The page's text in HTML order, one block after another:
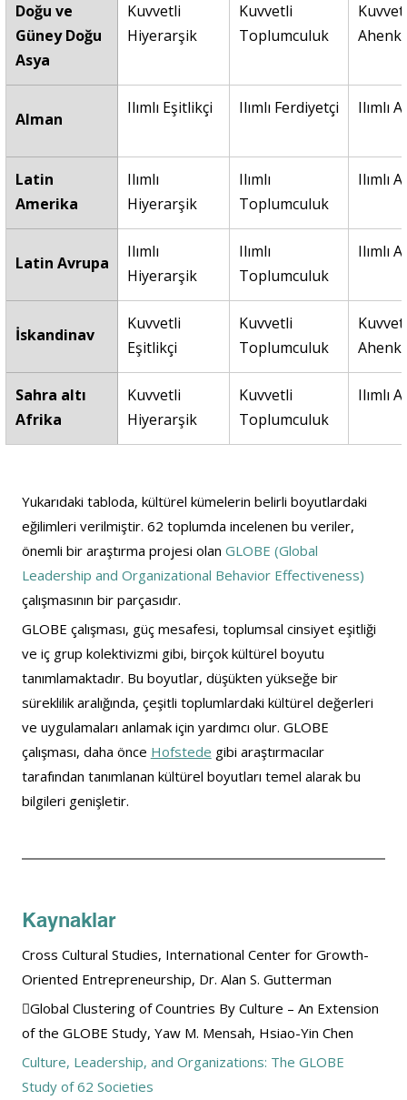
Doğu ve
Güney Doğu
Asya
Kuvvetli
Hiyerarşik
Kuvvetli
Toplumculuk
Ahenk
Alman
Ilımlı Eşitlikçi Ilımlı Ferdiyetçi Ilımlı
Latin
Amerika
Ilımlı
Hiyerarşik
Ilımlı
Toplumculuk
Ilımlı
Latin Avrupa
Ilımlı
Hiyerarşik
Ilımlı
Toplumculuk
Ilımlı
İskandinav
Kuvvetli
Eşitlikçi
Kuvvetli
Toplumculuk
Ahenk
Sahra altı
Afrika
Kuvvetli
Hiyerarşik
Kuvvetli
Toplumculuk
Ilımlı
Yukarıdaki tabloda, kültürel kümelerin belirli boyutlardaki
eğilimleri verilmiştir. 62 toplumda incelenen bu veriler,
önemli bir araştırma projesi olan GLOBE (Global
Leadership and Organizational Behavior Effectiveness)
çalışmasının bir parçasıdır.
GLOBE çalışması, güç mesafesi, toplumsal cinsiyet eşitliği
ve iç grup kolektivizmi gibi, birçok kültürel boyutu
tanımlamaktadır. Bu boyutlar, düşükten yükseğe bir
süreklilik aralığında, çeşitli toplumlardaki kültürel değerleri
ve uygulamaları anlamak için yardımcı olur. GLOBE
çalışması, daha önce Hofstede gibi araştırmacılar
tarafından tanımlanan kültürel boyutları temel alarak bu
bilgileri genişletir.
Kaynaklar
Cross Cultural Studies, International Center for Growth-
Oriented Entrepreneurship, Dr. Alan S. Gutterman
Global Clustering of Countries By Culture – An Extension
of the GLOBE Study, Yaw M. Mensah, Hsiao-Yin Chen
Culture, Leadership, and Organizations: The GLOBE
Study of 62 Societies